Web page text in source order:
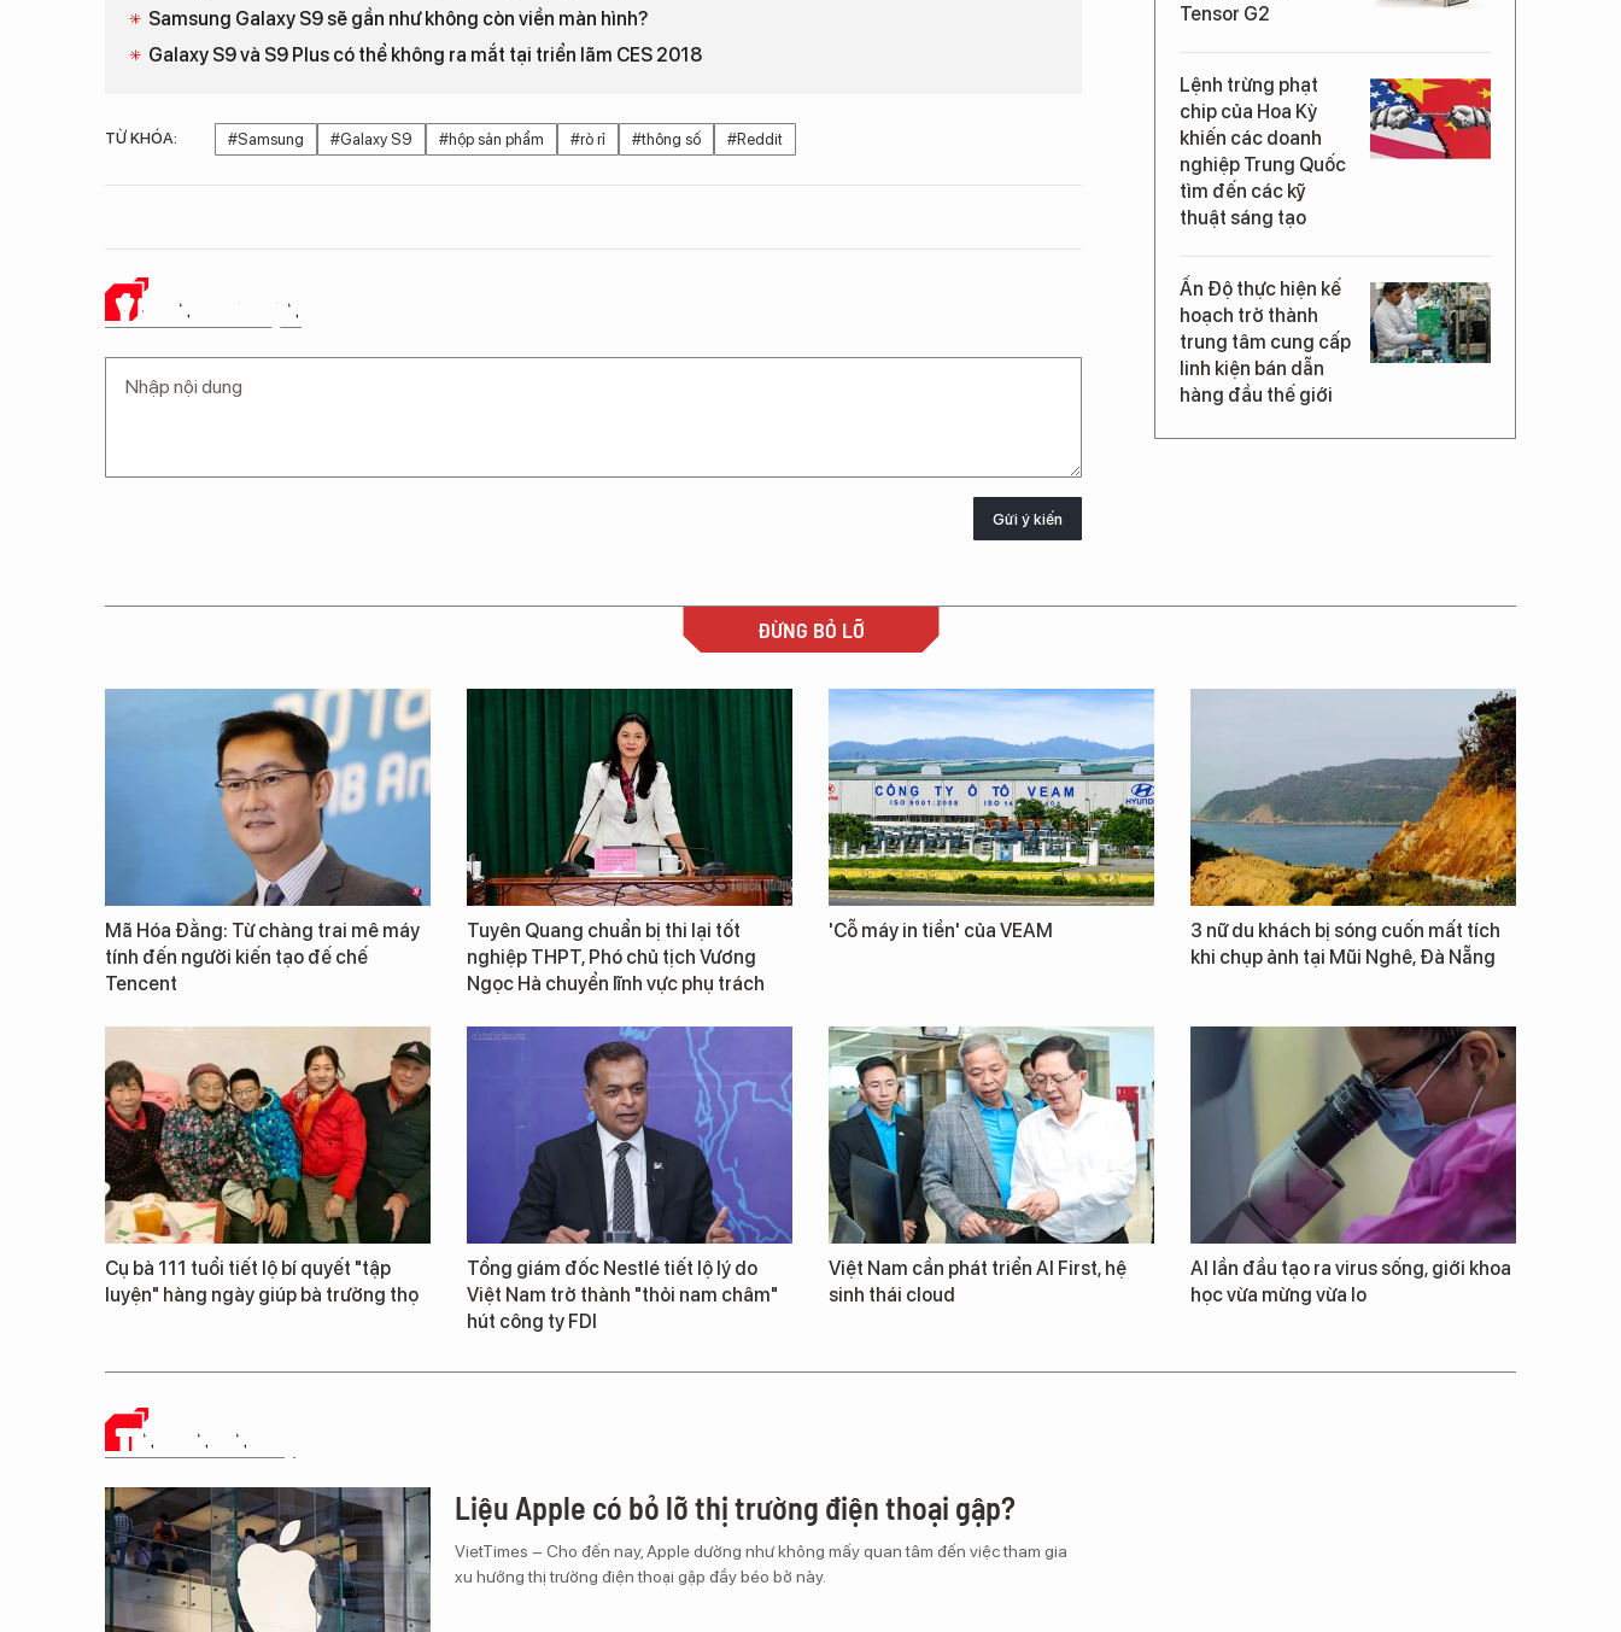
Samsung Galaxy S9 sẽ gần như không còn viền màn hình?
Galaxy S9 và S9 Plus có thể không ra mắt tại triển lãm CES 2018
TỪ KHÓA: #Samsung #Galaxy S9 #hộp sản phẩm #rò rỉ #thông số #Reddit
Ý KIẾN CỦA BẠN
Gửi ý kiến
Tensor G2
Lệnh trừng phạt
chip của Hoa Kỳ
khiến các doanh
nghiệp Trung Quốc
tìm đến các kỹ
thuật sáng tạo
Ấn Độ thực hiện kế
hoạch trở thành
trung tâm cung cấp
linh kiện bán dẫn
hàng đầu thế giới
ĐỪNG BỎ LỠ
Mã Hóa Đằng: Từ chàng trai mê máy
tính đến người kiến tạo đế chế
Tencent
Tuyên Quang chuẩn bị thi lại tốt
nghiệp THPT, Phó chủ tịch Vương
Ngọc Hà chuyển lĩnh vực phụ trách
'Cỗ máy in tiền' của VEAM
3 nữ du khách bị sóng cuốn mất tích
khi chụp ảnh tại Mũi Nghê, Đà Nẵng
Cụ bà 111 tuổi tiết lộ bí quyết "tập
luyện" hàng ngày giúp bà trường thọ
Tổng giám đốc Nestlé tiết lộ lý do
Việt Nam trở thành "thỏi nam châm"
hút công ty FDI
Việt Nam cần phát triển AI First, hệ
sinh thái cloud
AI lần đầu tạo ra virus sống, giới khoa
học vừa mừng vừa lo
TIN CÔNG NGHỆ
Liệu Apple có bỏ lỡ thị trường điện thoại gập?
VietTimes – Cho đến nay, Apple dường như không mấy quan tâm đến việc tham gia
xu hướng thị trường điện thoại gập đầy béo bở này.